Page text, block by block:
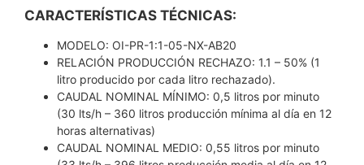
CARACTERÍSTICAS TÉCNICAS:
MODELO: OI-PR-1:1-05-NX-AB20
RELACIÓN PRODUCCIÓN RECHAZO: 1.1 – 50% (1
litro producido por cada litro rechazado).
CAUDAL NOMINAL MÍNIMO: 0,5 litros por minuto
(30 lts/h – 360 litros producción mínima al día en 12
horas alternativas)
CAUDAL NOMINAL MEDIO: 0,55 litros por minuto